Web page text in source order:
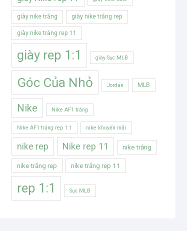
giày nike trắng giày nike trắng rep
giày nike trắng rep 11
giày rep 1:1 giày Sục MLB
Góc Của Nhỏ Jordan MLB
Nike Nike AF1 trắng
Nike AF1 trắng rep 1:1 nike khuyến mãi
nike rep Nike rep 11 nike trắng
nike trắng rep nike trắng rep 11
rep 1:1 Sục MLB